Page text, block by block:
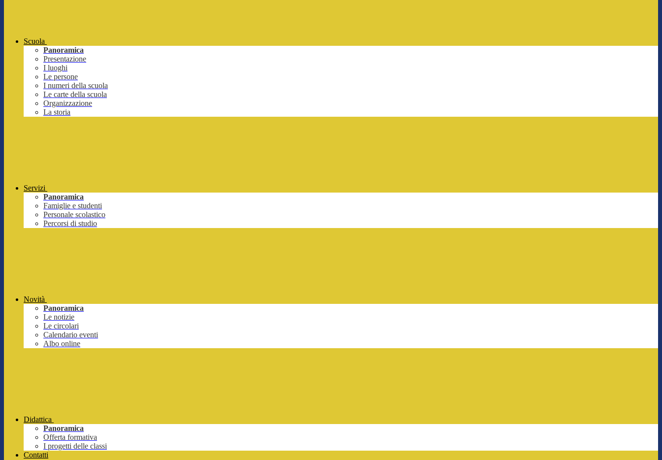
Scuola
Panoramica
Presentazione
I luoghi
Le persone
I numeri della scuola
Le carte della scuola
Organizzazione
La storia
Servizi
Panoramica
Famiglie e studenti
Personale scolastico
Percorsi di studio
Novità
Panoramica
Le notizie
Le circolari
Calendario eventi
Albo online
Didattica
Panoramica
Offerta formativa
I progetti delle classi
Contatti